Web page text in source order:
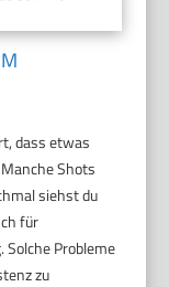
dass etwas
Shots
siehst du
für
Probleme
zu